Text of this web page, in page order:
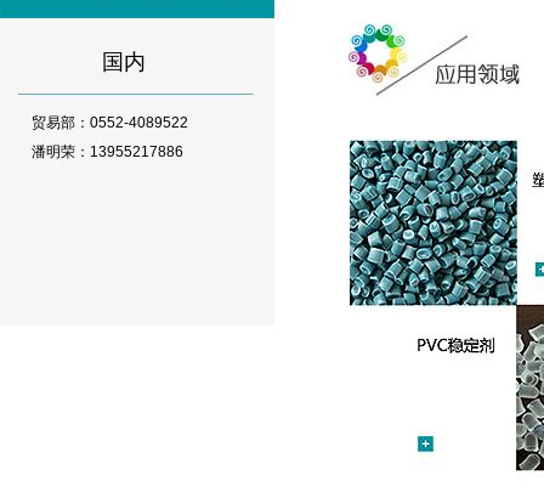
国内
贸易部：0552-4089522
潘明荣：13955217886